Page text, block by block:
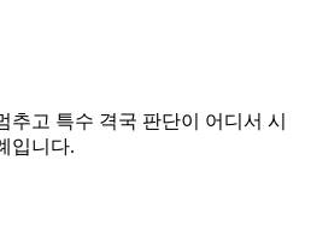
추고 특수 격국 판단이 어디서 시
입니다.